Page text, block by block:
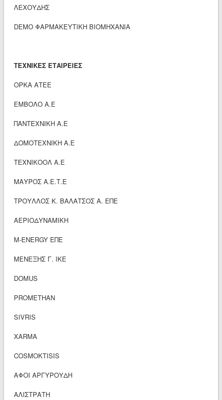
ΛΕΧΟΥΔΗΣ
DEMO ΦΑΡΜΑΚΕΥΤΙΚΗ ΒΙΟΜΗΧΑΝΙΑ
ΤΕΧΝΙΚΕΣ ΕΤΑΙΡΕΙΕΣ
ΟΡΚΑ ΑΤΕΕ
ΕΜΒΟΛΟ Α.Ε
ΠΑΝΤΕΧΝΙΚΗ Α.Ε
ΔΟΜΟΤΕΧΝΙΚΗ Α.Ε
ΤΕΧΝΙΚΟΟΛ Α.Ε
ΜΑΥΡΟΣ Α.Ε.Τ.Ε
ΤΡΟΥΛΛΟΣ Κ. ΒΑΛΑΤΣΟΣ Α. ΕΠΕ
ΑΕΡΙΟΔΥΝΑΜΙΚΗ
Μ-ENERGY ΕΠΕ
ΜΕΝΕΞΗΣ Γ. ΙΚΕ
DOMUS
PROMETHAN
SIVRIS
XARMA
COSMOKTISIS
ΑΦΟΙ ΑΡΓΥΡΟΥΔΗ
ΑΛΙΣΤΡΑΤΗ